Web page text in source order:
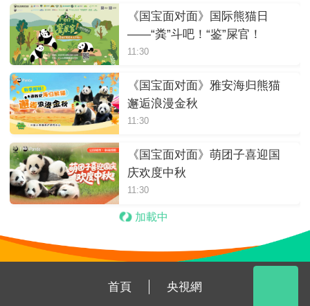
《国宝面对面》国际熊猫日
——“粪”斗吧！“鉴”屎官！
11:30
《国宝面对面》雅安海归熊猫
邂逅浪漫金秋
11:30
《国宝面对面》萌团子喜迎国
庆欢度中秋
11:30
加載中
首頁 央視網